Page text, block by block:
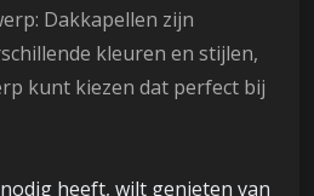
Dakkapellen zijn
kleuren en stijlen,
kunt kiezen dat perfect bij
heeft, wilt genieten van